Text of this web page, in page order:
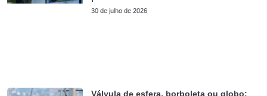
30 de julho de 2026
Válvula de esfera, borboleta ou globo: